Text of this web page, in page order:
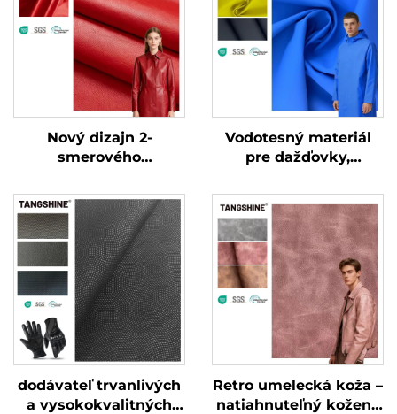
Nový dizajn 2-
smerového
materiálu pre
oblečenie, špeciálne
vyrobená umelecká
koža
Vodotesný materiál
pre dažďovky,
koža
dodávateľ trvanlivých
a vysokokvalitných
Retro umelecká koža –
natiahnuteľný kožený